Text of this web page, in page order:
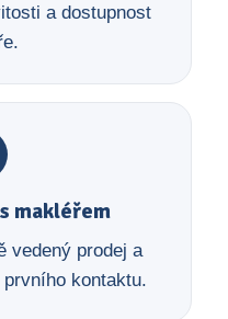
a dostupnost
makléřem
vedený prodej a
kontaktu.